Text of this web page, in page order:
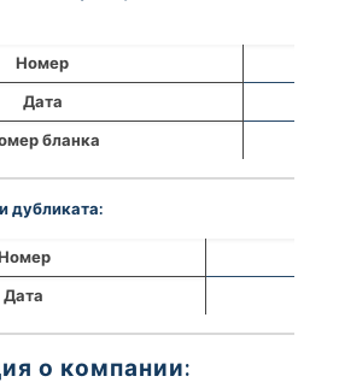
Номер
Дата
бланка
дубликата:
Дата
о компании: